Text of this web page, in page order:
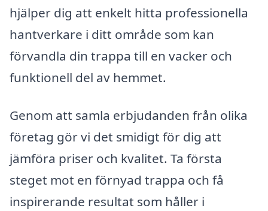
hjälper dig att enkelt hitta professionella
hantverkare i ditt område som kan
förvandla din trappa till en vacker och
funktionell del av hemmet.
Genom att samla erbjudanden från olika
företag gör vi det smidigt för dig att
jämföra priser och kvalitet. Ta första
steget mot en förnyad trappa och få
inspirerande resultat som håller i